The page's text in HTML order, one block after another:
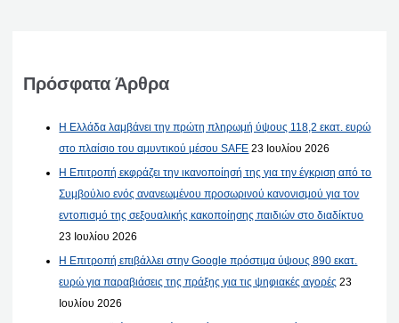
Πρόσφατα Άρθρα
Η Ελλάδα λαμβάνει την πρώτη πληρωμή ύψους 118,2 εκατ. ευρώ
στο πλαίσιο του αμυντικού μέσου SAFE 23 Ιουλίου 2026
Η Επιτροπή εκφράζει την ικανοποίησή της για την έγκριση από το
Συμβούλιο ενός ανανεωμένου προσωρινού κανονισμού για τον
εντοπισμό της σεξουαλικής κακοποίησης παιδιών στο διαδίκτυο
23 Ιουλίου 2026
Η Επιτροπή επιβάλλει στην Google πρόστιμα ύψους 890 εκατ.
ευρώ για παραβιάσεις της πράξης για τις ψηφιακές αγορές 23
Ιουλίου 2026